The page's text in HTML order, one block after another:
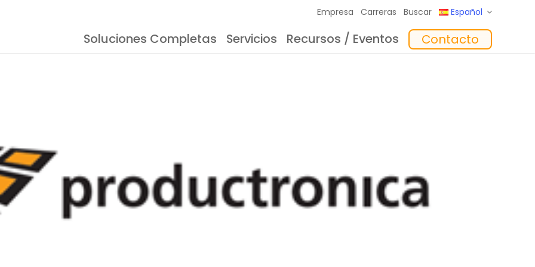
Empresa Carreras Buscar Español
Soluciones Completas
Servicios
Recursos / Eventos
Contacto